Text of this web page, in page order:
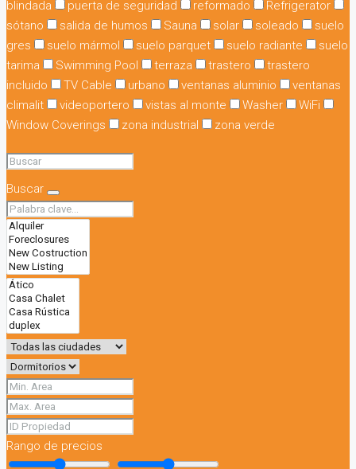
blindada
puerta de seguridad reformado
Refrigerator
sótano
salida de humos Sauna solar soleado
suelo
gres
suelo mármol suelo parquet suelo radiante
suelo
tarima
Swimming Pool terraza trastero
trastero
incluido
TV Cable urbano ventanas aluminio
ventanas
climalit
videoportero vistas al monte Washer
WiFi
Window Coverings
zona industrial zona verde
Buscar
Rango de precios